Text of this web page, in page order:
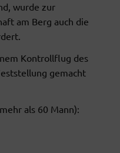
wurde zur
am Berg auch die
Kontrollflug des
gemacht
als 60 Mann):